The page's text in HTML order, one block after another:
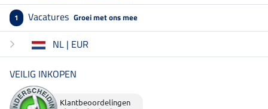
1 Vacatures Groei met ons mee
NL | EUR
VEILIG INKOPEN
Klantbeoordelingen